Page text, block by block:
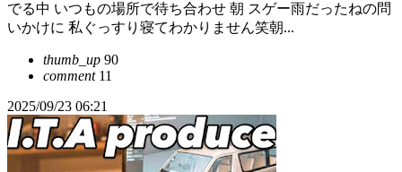
でる中 いつもの場所で待ち合わせ 朝 スゲー雨だったねの問
いかけに 私ぐっすり寝てわかりません笑朝...
thumb_up 90
comment11
2025/09/23 06:21